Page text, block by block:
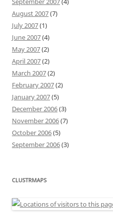
August 2007(7)
July 2007(1)
June 2007(4)
May 2007(2)
April 2007(2)
March 2007(2)
February 2007(2)
January 2007(5)
December 2006(3)
November 2006(7)
October 2006(5)
September 2006(3)
CLUSTRMAPS